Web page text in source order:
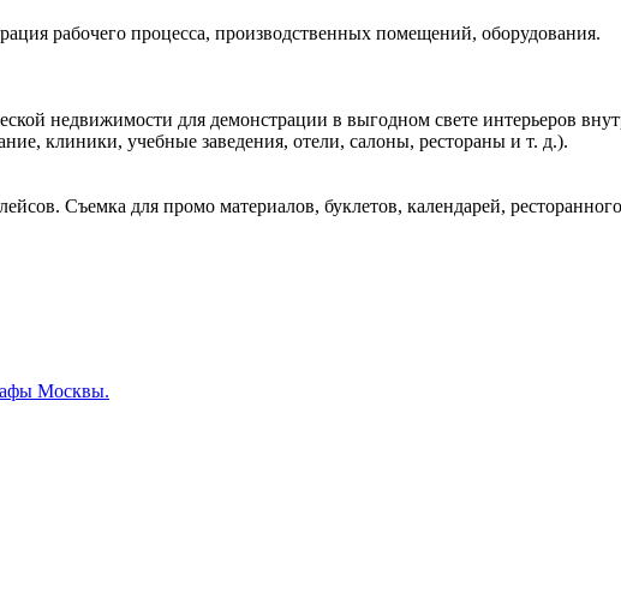
рабочего процесса, производственных помещений, оборудования.
недвижимости для демонстрации в выгодном свете интерьеров
клиники, учебные заведения, отели, салоны, рестораны и т. д.).
Съемка для промо материалов, буклетов, календарей,
Москвы.